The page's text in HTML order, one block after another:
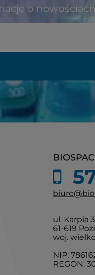
o
ul. Karpia
61-619
woj.
NIP:
REGON: